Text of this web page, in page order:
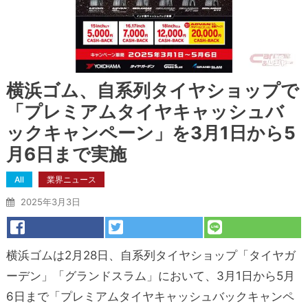
横浜ゴム、自系列タイヤショップで
「プレミアムタイヤキャッシュバ
ックキャンペーン」を3月1日から5
月6日まで実施
All 業界ニュース
2025年3月3日
横浜ゴムは2月28日、自系列タイヤショップ「タイヤガ
ーデン」「グランドスラム」において、3月1日から5月
6日まで「プレミアムタイヤキャッシュバックキャンペ